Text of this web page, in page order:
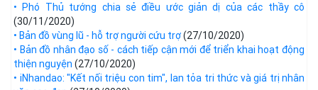
• Phó Thủ tướng chia sẻ điều ước giản dị của các thầy cô
(30/11/2020)
• Bản đồ vùng lũ - hỗ trợ người cứu trợ(27/10/2020)
• Bản đồ nhân đạo số - cách tiếp cận mới để triển khai hoạt động
thiện nguyện (27/10/2020)
• iNhandao: "Kết nối triệu con tim", lan tỏa tri thức và giá trị nhân